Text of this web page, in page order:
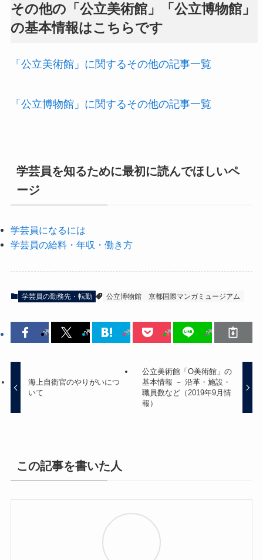
その他の「公立美術館」「公立博物館」
の基本情報はこちらです
「公立美術館」に関するその他の記事一覧
「公立博物館」に関するその他の記事一覧
学芸員を知るために最初に読んでほしいペ
ージ
学芸員になるには
学芸員の給料・年収・働き方
学芸員の勤務先・転勤 公立博物館 京都国際マンガミュージアム
海上自衛官のやりがいにつ
いて
公立美術館「O美術館」の
基本情報 － 沿革・施設・
職員数など（2019年9月情
報）
この記事を書いた人